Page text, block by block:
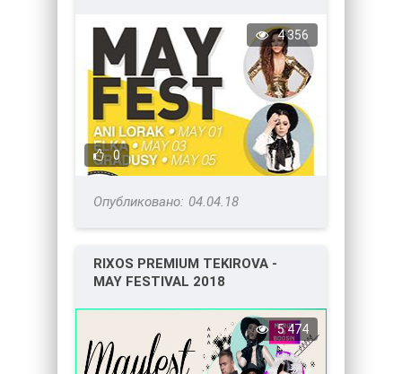
0
4 356
04.04.18
RIXOS PREMIUM TEKIROVA -
MAY FESTIVAL 2018
5 474